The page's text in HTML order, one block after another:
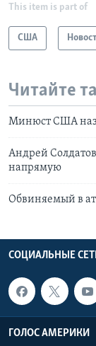
This item is part of
США
Читайте
Минюст США
Андрей
напрямую
Обвиняемый в
СОЦИАЛЬНЫЕ
ГОЛОС АМЕРИКИ